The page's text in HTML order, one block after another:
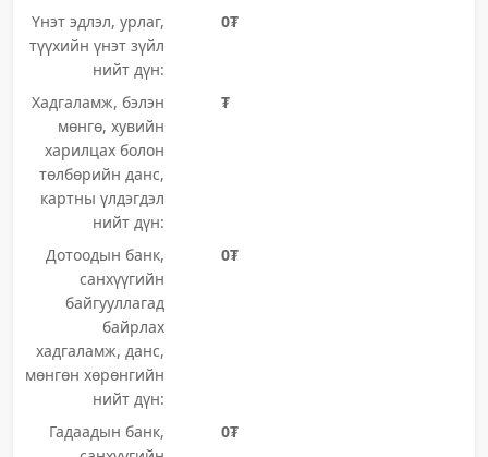
Үнэт эдлэл, урлаг,
түүхийн үнэт зүйл
нийт дүн:
0₮
Хадгаламж, бэлэн
мөнгө, хувийн
харилцах болон
төлбөрийн данс,
картны үлдэгдэл
нийт дүн:
₮
Дотоодын банк,
санхүүгийн
байгууллагад
байрлах
хадгаламж, данс,
мөнгөн хөрөнгийн
нийт дүн:
0₮
Гадаадын банк,
0₮